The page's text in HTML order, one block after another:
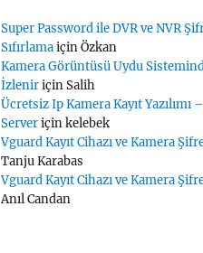
Super Password ile DVR ve NVR
SıfırlamaiçinÖzkan
Kamera Görüntüsü Uydu
İzleniriçinSalih
Ücretsiz Ip Kamera Kayıt Yazılımı
Serveriçinkelebek
Vguard Kayıt Cihazı ve Kamera
Tanju Karabas
Vguard Kayıt Cihazı ve Kamera
Anıl Candan